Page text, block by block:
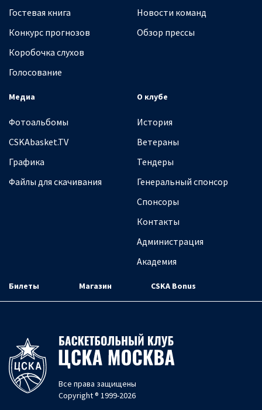
Гостевая книга
Конкурс прогнозов
Коробочка слухов
Голосование
Новости команд
Обзор прессы
Медиа
Фотоальбомы
CSKAbasket.TV
Графика
Файлы для скачивания
О клубе
История
Ветераны
Тендеры
Генеральный спонсор
Спонсоры
Контакты
Администрация
Академия
Билеты Магазин CSKA Bonus
Все права защищены
Copyright ® 1999-2026